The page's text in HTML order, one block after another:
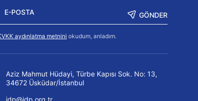
GÖNDER
aydınlatma metnini okudum, anladım.
Aziz Mahmut Hüdayi, Türbe Kapısı Sok. No: 13,
34672 Üsküdar/İstanbul